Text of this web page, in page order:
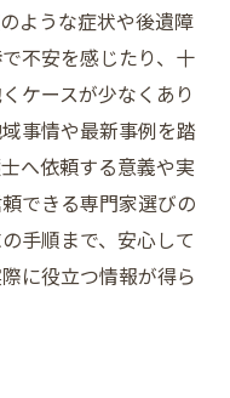
ような症状や後遺障
不安を感じたり、十
ケースが少なくあり
事情や最新事例を踏
へ依頼する意義や実
できる専門家選びの
手順まで、安心して
に役立つ情報が得ら